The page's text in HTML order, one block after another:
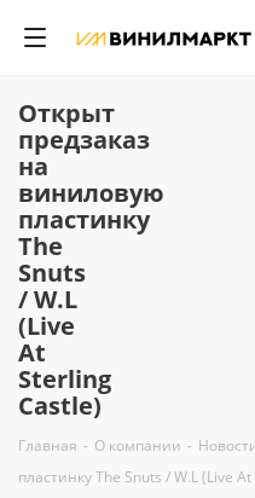
Открыт
предзаказ
на
виниловую
пластинку
The
Snuts
/ W.L
(Live
At
Sterling
Castle)
Главная - О компании -
пластинку The Snuts / W.L (Live